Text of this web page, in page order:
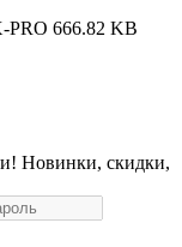
PRO 666.82 KB
Новинки, скидки,